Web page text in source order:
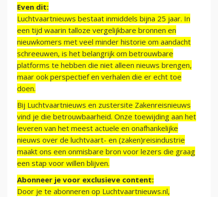
Even dit:
Luchtvaartnieuws bestaat inmiddels bijna 25 jaar. In
een tijd waarin talloze vergelijkbare bronnen en
nieuwkomers met veel minder historie om aandacht
schreeuwen, is het belangrijk om betrouwbare
platforms te hebben die niet alleen nieuws brengen,
maar ook perspectief en verhalen die er echt toe
doen.
Bij Luchtvaartnieuws en zustersite Zakenreisnieuws
vind je die betrouwbaarheid. Onze toewijding aan het
leveren van het meest actuele en onafhankelijke
nieuws over de luchtvaart- en (zaken)reisindustrie
maakt ons een onmisbare bron voor lezers die graag
een stap voor willen blijven.
Abonneer je voor exclusieve content:
Door je te abonneren op Luchtvaartnieuws.nl,